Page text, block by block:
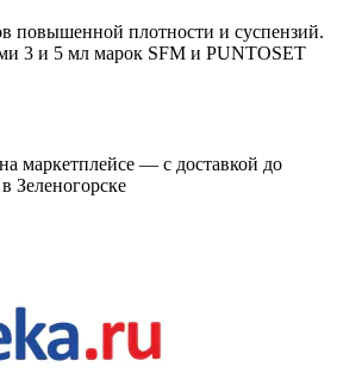
повышенной плотности и суспензий.
3 и 5 мл марок SFM и PUNTOSET
маркетплейсе — с доставкой до
Зеленогорске